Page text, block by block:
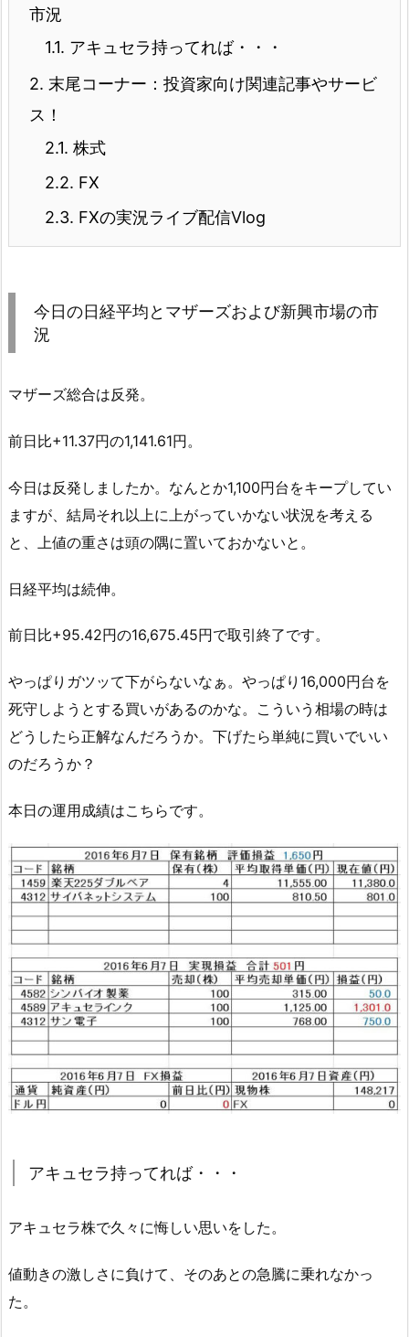
市況
1.1. アキュセラ持ってれば・・・
2. 末尾コーナー：投資家向け関連記事やサービ
ス！
2.1. 株式
2.2. FX
2.3. FXの実況ライブ配信Vlog
今日の日経平均とマザーズおよび新興市場の市
況
マザーズ総合は反発。
前日比+11.37円の1,141.61円。
今日は反発しましたか。なんとか1,100円台をキープしてい
ますが、結局それ以上に上がっていかない状況を考える
と、上値の重さは頭の隅に置いておかないと。
日経平均は続伸。
前日比+95.42円の16,675.45円で取引終了です。
やっぱりガツッて下がらないなぁ。やっぱり16,000円台を
死守しようとする買いがあるのかな。こういう相場の時は
どうしたら正解なんだろうか。下げたら単純に買いでいい
のだろうか？
本日の運用成績はこちらです。
アキュセラ持ってれば・・・
アキュセラ株で久々に悔しい思いをした。
値動きの激しさに負けて、そのあとの急騰に乗れなかっ
た。